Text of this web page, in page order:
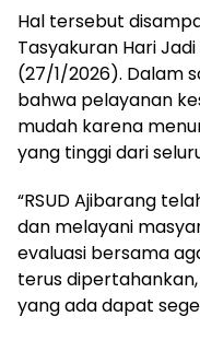
Hal tersebut
Tasyakuran Hari Jadi
(27/1/2026). Dalam
bahwa pelayanan
mudah karena
yang tinggi dari
“RSUD Ajibarang
dan melayani
evaluasi bersama
terus
yang ada dapat